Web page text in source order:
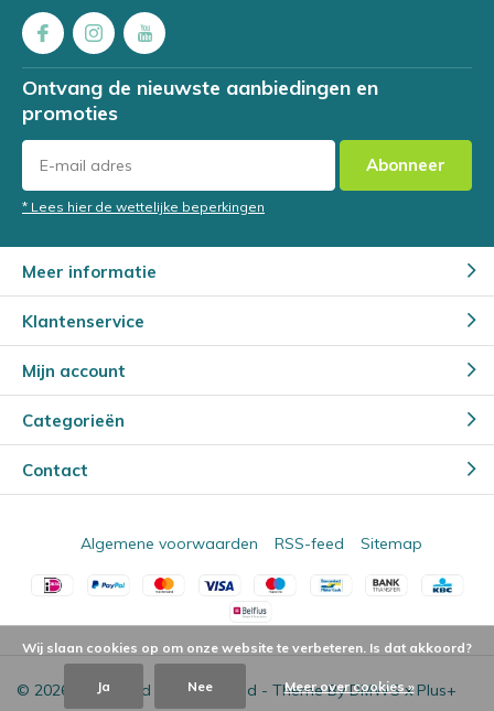
Ontvang de nieuwste aanbiedingen en
promoties
Abonneer
* Lees hier de wettelijke beperkingen
Meer informatie
Klantenservice
Mijn account
Categorieën
Contact
© 2026 - Powered by Lightspeed - Theme ByDMWSxPlus+
Algemene voorwaarden RSS-feed Sitemap
Wij slaan cookies op om onze website te verbeteren. Is dat akkoord?
Ja Nee Meer over cookies »